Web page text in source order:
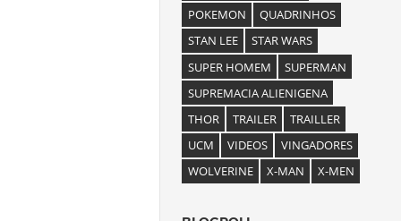
POKEMON
QUADRINHOS
STAN LEE
STAR WARS
SUPER HOMEM
SUPERMAN
SUPREMACIA ALIENIGENA
THOR
TRAILER
TRAILLER
UCM
VIDEOS
VINGADORES
WOLVERINE
X-MAN X-MEN